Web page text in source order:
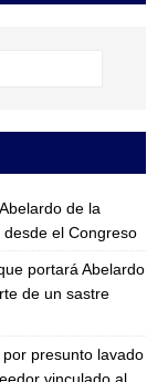
de la
desde el Congreso
portará Abelardo
de un sastre
presunto lavado